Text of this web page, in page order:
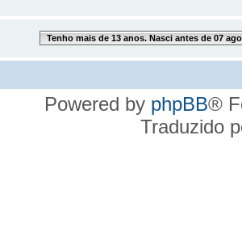
Tenho mais de 13 anos. Nasci antes de 07 ago
Powered by phpBB®
Traduzido